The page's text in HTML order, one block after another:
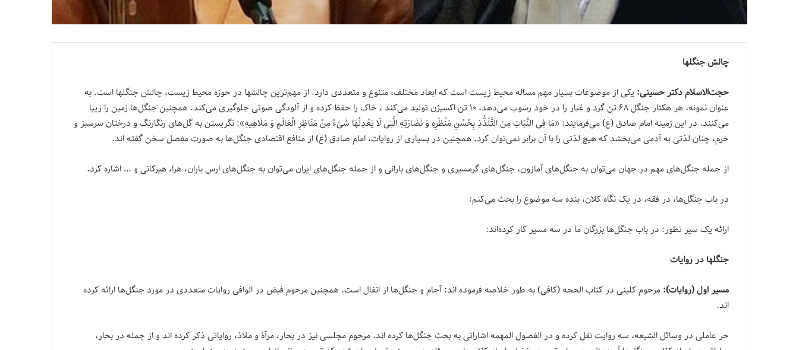
چالش جنگلها
حجتالاسلامدکتر حسینی: یکی از موضوعات بسیار مهم مساله محیط زیست است که ابعاد مختلف، متنوع و متعددی دارد. از مهم‌ترین چالشها در حوزه محیط زیست، چالش جنگلها است. به
عنوان نمونه، هر هکتار جنگل ۶۸ تن گرد و غبار را در خود رسوب می‌دهد، ۱۰ تن اکسیژن تولید می‌کند ، خاک را حفظ کرده و از آلودگی صوتی جلوگیری می‌کند. همچنین جنگل‌ها زمین را زیبا
می‌کنند. در این زمینه امام صادق (ع) می‌فرمایند: «مَا فِی النَّبَاتِ مِنَ التَّلَذُّذِ بِحُسْنِ مَنْظَرِهِ وَ نَضَارَتِهِ الَّتِی لَا یَعْدِلُهَا شَیْ‏ءٌ مِنْ مَنَاظِرِ الْعَالَمِ وَ مَلَاهِیهِ»: نگریستن به گل‌های رنگارنگ و درختان سرسبز و
خرم، چنان لذتی به آدمی می‌‌بخشد که هیچ لذتی را با آن برابر نمی‌‌توان کرد. همچنین در بسیاری از روایات، امام صادق (ع) از منافع اقتصادی جنگل‌ها به صورت مفصل سخن گفته اند.
از جمله جنگل‌های مهم در جهان می‌توان به جنگل‌های آمازون، جنگل‌های گرمسیری و جنگل‌های بارانی و از جمله جنگل‌های ایران می‌توان به جنگل‌های ارس باران، هرا، هیرکانی و … اشاره کرد.
در باب جنگل‌ها، در فقه، در یک نگاه کلان، بنده سه موضوع را بحث می‌کنم:
ارائه یک سیر تطور: در باب جنگل‌ها بزرگان ما در سه مسیر کار کرده‌اند:
جنگلها در روایات
مسیر اول (روایات): مرحوم کلینی در کتاب الحجه (کافی) به طور خلاصه فرموده اند: آجام و جنگل‌ها از انفال است. همچنین مرحوم فیض در الوافی روایات متعددی در مورد جنگل‌ها ارائه کرده
اند.
حر عاملی در وسائل الشیعه، سه روایت نقل کرده و در الفصول المهمه اشاراتی به بحث جنگل‌ها کرده اند. مرحوم مجلسی نیز در بحار، مرآۀ و ملاذ، روایاتی ذکر کرده اند و از جمله در بحار،